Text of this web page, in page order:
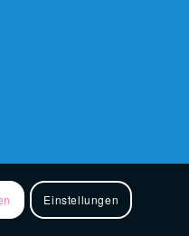
Einstellungen